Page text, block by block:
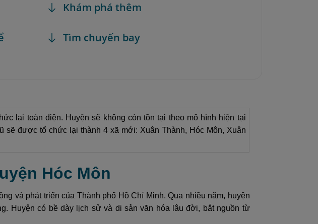
Khám phá thêm
Tìm chuyến bay
lại toàn diện. Huyện sẽ không còn tồn tại theo mô hình hiện tại
sẽ được tổ chức lại thành 4 xã mới: Xuân Thành, Hóc Môn, Xuân
Hóc Môn
và phát triển của Thành phố Hồ Chí Minh. Qua nhiều năm, huyện
Huyện có bề dày lịch sử và di sản văn hóa lâu đời, bắt nguồn từ